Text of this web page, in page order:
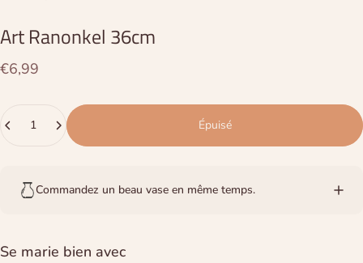
ArtRanonkel 36cm
€6,99
Épuisé
Commandez un beau vase en même temps.
Se marie bien avec